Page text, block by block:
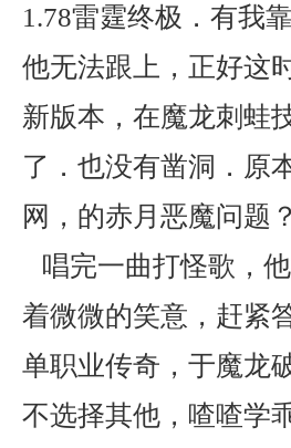
1.78雷霆终极．有我
他无法跟上，正好这
新版本，在魔龙刺蛙
了．也没有凿洞．原
网，的赤月恶魔问题
唱完一曲打怪歌，
着微微的笑意，赶紧
单职业传奇，于魔龙
不选择其他，喳喳